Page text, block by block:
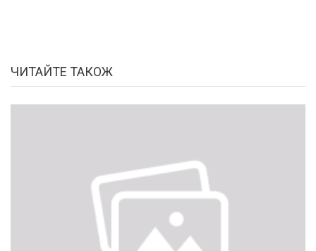
ЧИТАЙТЕ ТАКОЖ